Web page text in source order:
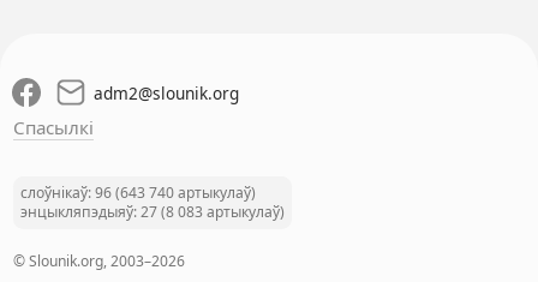
adm2@slounik.org
Спасылкі
слоўнікаў: 96 (643 740 артыкулаў)
энцыкляпэдыяў: 27 (8 083 артыкулаў)
© Slounik.org, 2003–2026